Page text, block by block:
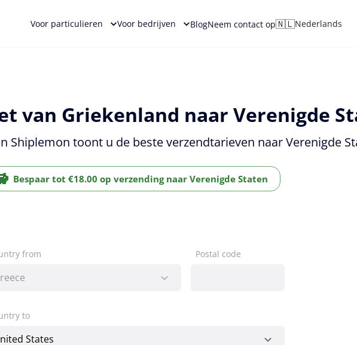
Voor particulieren Voor bedrijven BlogNeem contact op🇳🇱Nederlands
van Griekenland naar Verenigde
Shiplemon toont u de beste verzendtarieven naar Verenigde
Bespaar tot €18.00 op verzending naar Verenigde Staten
from Postal code
to